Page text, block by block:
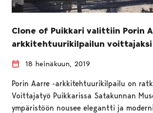
Clone of Puikkari valittiin Porin
arkkitehtuurikilpailun voittajaksi
18 heinäkuun, 2019
Porin Aarre -arkkitehtuurikilpailu on
Voittajatyö Puikkarissa Satakunnan
ympäristöön nousee elegantti ja moderni